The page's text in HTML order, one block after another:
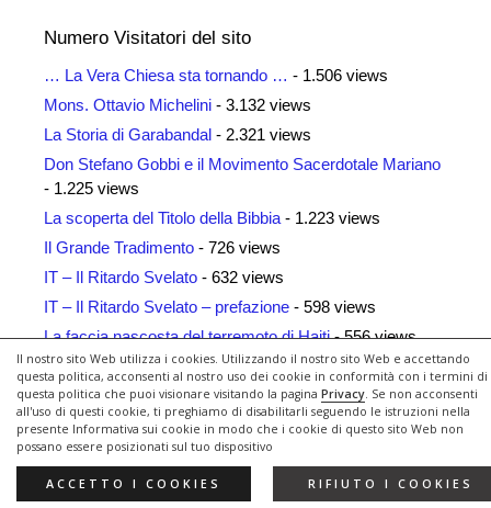
Il nostro sito Web utilizza i cookies. Utilizzando il nostro sito Web e accettando
questa politica, acconsenti al nostro uso dei cookie in conformità con i termini di
questa politica che puoi visionare visitando la pagina Privacy. Se non acconsenti
all'uso di questi cookie, ti preghiamo di disabilitarli seguendo le istruzioni nella
presente Informativa sui cookie in modo che i cookie di questo sito Web non
possano essere posizionati sul tuo dispositivo
ACCETTO I COOKIES RIFIUTO I COOKIES
Numero Visitatori del sito
… La Vera Chiesa sta tornando … - 1.506 views
Mons. Ottavio Michelini - 3.132 views
La Storia di Garabandal - 2.321 views
Don Stefano Gobbi e il Movimento Sacerdotale Mariano
- 1.225 views
La scoperta del Titolo della Bibbia - 1.223 views
Il Grande Tradimento - 726 views
IT – Il Ritardo Svelato - 632 views
IT – Il Ritardo Svelato – prefazione - 598 views
La faccia nascosta del terremoto di Haiti- 556 views
Siti Amici- 461 views
© 2026 Il Ritardo Svelato • Creato conGeneratePress